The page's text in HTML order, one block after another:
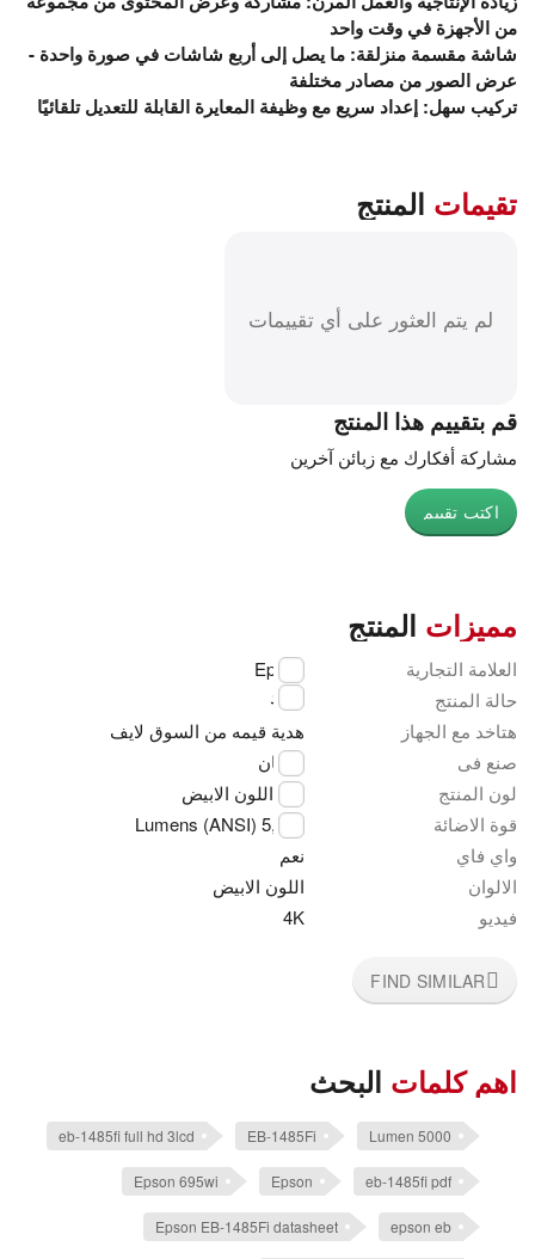
من الأجهزة في وقت واحد
شاشة مقسمة منزلقة: ما يصل إلى أربع شاشات في صورة واحدة -
عرض الصور من مصادر مختلفة
تركيب سهل: إعداد سريع مع وظيفة المعايرة القابلة للتعديل تلقائيًا
تقيمات المنتج
لم يتم العثور على أي تقييمات
قم بتقييم هذا المنتج
مشاركة أفكارك مع زبائن آخرين
اكتب تقييم
مميزات المنتج
العلامة التجارية
Epson
حالة المنتج
جديد
هتاخد مع الجهاز
هدية قيمه من السوق لايف
صنع فى
اليابان
لون المنتج
اللون الابيض
قوة الاضائة
5,000 Lumens (ANSI)
واي فاي
نعم
الالوان
اللون الابيض
فيديو
4K
FIND SIMILAR
اهم كلمات البحث
5000 Lumen
EB-1485Fi
eb-1485fi full hd 3lcd
eb-1485fi pdf
Epson
Epson 695wi
epson eb
Epson EB-1485Fi datasheet